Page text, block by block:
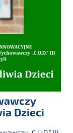
Dzieci